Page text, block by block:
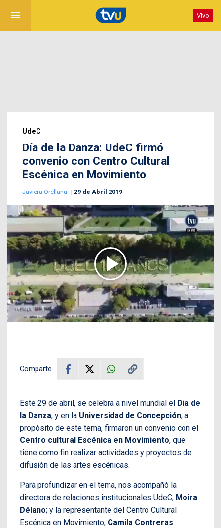
menu Vivo
UdeC
Día de la Danza: UdeC firmó
convenio con Centro Cultural
Escénica en Movimiento
Javiera Orellana 29 de Abril 2019
Comparte
Este 29 de abril, se celebra a nivel mundial el Día de
la Danza, y en la Universidad de Concepción, a
propósito de este tema, firmaron un convenio con el
Centro cultural Escénica en Movimiento, que
tiene como fin realizar actividades y proyectos de
difusión de las artes escénicas.
Para profundizar en el tema, nos acompañó la
directora de relaciones institucionales UdeC, Moira
Délano; y la representante del Centro Cultural
Escénica en Movimiento, Camila Contreras.